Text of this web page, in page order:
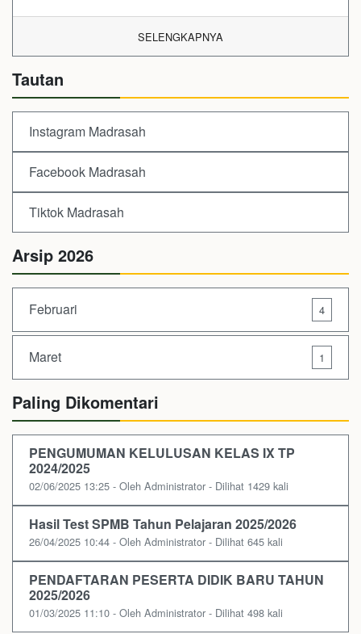
SELENGKAPNYA
Tautan
Instagram Madrasah
Facebook Madrasah
Tiktok Madrasah
Arsip 2026
Februari 4
Maret 1
Paling Dikomentari
PENGUMUMAN KELULUSAN KELAS IX TP
2024/2025
02/06/2025 13:25 - Oleh Administrator - Dilihat 1429 kali
Hasil Test SPMB Tahun Pelajaran 2025/2026
26/04/2025 10:44 - Oleh Administrator - Dilihat 645 kali
PENDAFTARAN PESERTA DIDIK BARU TAHUN
2025/2026
01/03/2025 11:10 - Oleh Administrator - Dilihat 498 kali